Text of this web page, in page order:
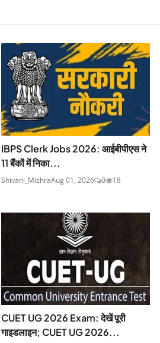
IBPS Clerk Jobs 2026: आईबीपीएस ने
11 बैंकों में निका...
Shivani_MishraAug 01, 2026 0 18
CUET UG 2026 Exam: देखें पूरी
गाइडलाइन; CUET UG 2026...